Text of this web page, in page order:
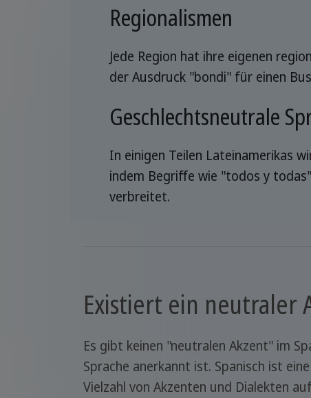
Regionalismen
Jede Region hat ihre eigenen
der Ausdruck "bondi" für einen
Geschlechtsneutrale
In einigen Teilen Lateinamerikas
indem Begriffe wie "todos y
verbreitet.
Existiert ein neutraler
Es gibt keinen "neutralen Akzent" im
Sprache anerkannt ist. Spanisch ist
Vielzahl von Akzenten und Dialekten